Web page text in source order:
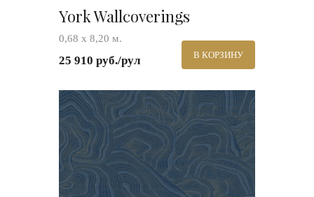
York Wallcoverings
0,68 х 8,20 м.
25 910 руб./рул В КОРЗИНУ